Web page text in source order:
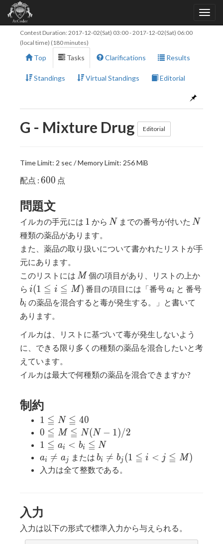
Contest Duration: 2017-12-02(Sat) 03:00-2017-12-02(Sat) 06:00
(local time) (180 minutes)
Top Tasks Clarifications Results
Standings Virtual Standings Editorial
G - Mixture Drug Editorial
Time Limit: 2 sec / Memory Limit: 256 MiB
配点 : 600
600 点
問題文
イルカの手元には 1
1 から N
N までの番号が付いた N
N
種類の薬品があります。
また、薬品の取り扱いについて書かれたリストが手
元にあります。
このリストには M
M 個の項目があり、リストの上か
ら i(1≦i≦M)
i(1 ≦ i ≦ M) 番目の項目には「番号a_i
ai と 番号b_i
bi の薬品を混合すると毒が発生する。」と書いて
あります。
イルカは、リストに基づいて毒が発生しないよう
に、できる限り多くの種類の薬品を混合したいと考
えています。
イルカは最大で何種類の薬品を混合できますか?
制約
1≦N≦40
1 ≦ N ≦ 40
0≦M≦N(N-
1)/2
0 ≦ M ≦ N(N − 1)/2
1≦a_i<b_i≦N
1 ≦ ai < bi ≦ N
a_i≠a_j
ai 
= aj または b_i≠b_j
(1≦i<j≦M)
bi 
= bj (1 ≦ i < j ≦ M)
入力は全て整数である。
入力
入力は以下の形式で標準入力から与えられる。